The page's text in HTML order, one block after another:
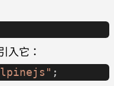
入它：
;